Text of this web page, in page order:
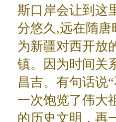
斯口岸会让到这
分悠久,远在隋
为新疆对西开放
镇。因为时间关
昌吉。有句话说
一次饱览了伟大
的历史文明，再